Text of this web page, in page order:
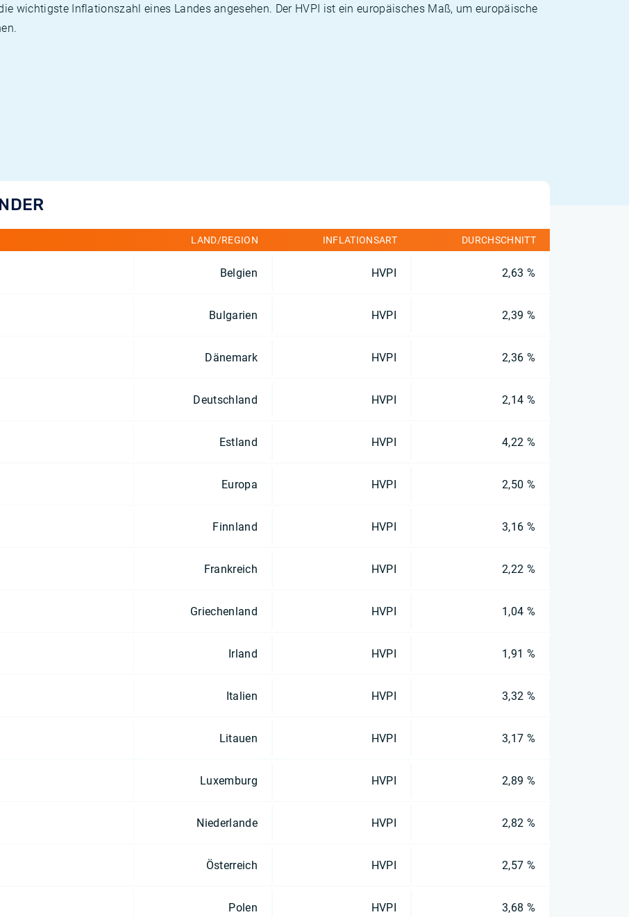
wichtigste Inflationszahl eines Landes angesehen. Der HVPI ist ein europäisches Maß, um europäische
LAND/REGION INFLATIONSART DURCHSCHNITT
Belgien HVPI 2,63 %
Bulgarien HVPI 2,39 %
Dänemark HVPI 2,36 %
Deutschland HVPI 2,14 %
Estland HVPI 4,22 %
Europa HVPI 2,50 %
Finnland HVPI 3,16 %
Frankreich HVPI 2,22 %
Griechenland HVPI 1,04 %
Irland HVPI 1,91 %
Italien HVPI 3,32 %
Litauen HVPI 3,17 %
Luxemburg HVPI 2,89 %
Niederlande HVPI 2,82 %
Österreich HVPI 2,57 %
Polen HVPI 3,68 %